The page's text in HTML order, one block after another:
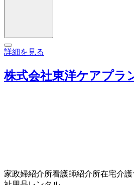
詳細を見る
株式会社東洋ケアプラ
家政婦紹介所看護師紹介所在宅介護